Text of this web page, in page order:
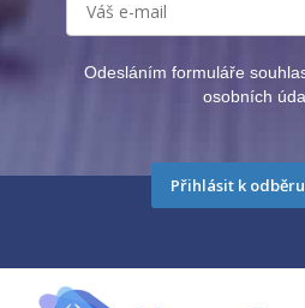
Odesláním formuláře
osobních
Přihlásit k